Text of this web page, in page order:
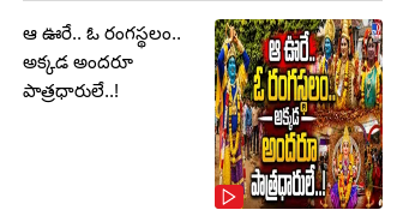
ఆ ఊరే.. ఓ రంగస్థలం..
అక్కడ అందరూ
పాత్రధారులే..!